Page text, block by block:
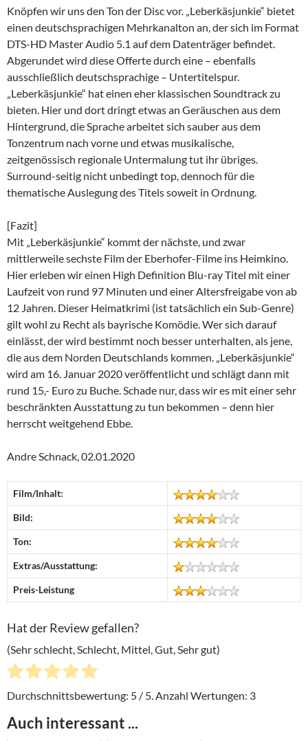
Knöpfen wir uns den Ton der Disc vor. „Leberkäsjunkie“ bietet
einen deutschsprachigen Mehrkanalton an, der sich im Format
DTS-HD Master Audio 5.1 auf dem Datenträger befindet.
Abgerundet wird diese Offerte durch eine – ebenfalls
ausschließlich deutschsprachige – Untertitelspur.
„Leberkäsjunkie“ hat einen eher klassischen Soundtrack zu
bieten. Hier und dort dringt etwas an Geräuschen aus dem
Hintergrund, die Sprache arbeitet sich sauber aus dem
Tonzentrum nach vorne und etwas musikalische,
zeitgenössisch regionale Untermalung tut ihr übriges.
Surround-seitig nicht unbedingt top, dennoch für die
thematische Auslegung des Titels soweit in Ordnung.
[Fazit]
Mit „Leberkäsjunkie“ kommt der nächste, und zwar
mittlerweile sechste Film der Eberhofer-Filme ins Heimkino.
Hier erleben wir einen High Definition Blu-ray Titel mit einer
Laufzeit von rund 97 Minuten und einer Altersfreigabe von ab
12 Jahren. Dieser Heimatkrimi (ist tatsächlich ein Sub-Genre)
gilt wohl zu Recht als bayrische Komödie. Wer sich darauf
einlässt, der wird bestimmt noch besser unterhalten, als jene,
die aus dem Norden Deutschlands kommen. „Leberkäsjunkie“
wird am 16. Januar 2020 veröffentlicht und schlägt dann mit
rund 15,- Euro zu Buche. Schade nur, dass wir es mit einer sehr
beschränkten Ausstattung zu tun bekommen – denn hier
herrscht weitgehend Ebbe.
Andre Schnack, 02.01.2020
Film/Inhalt:
Bild:
Ton:
Extras/Ausstattung:
Preis-Leistung
Hat der Review gefallen?
(Sehr schlecht, Schlecht, Mittel, Gut, Sehr gut)
Durchschnittsbewertung: 5 / 5. Anzahl Wertungen: 3
Auch interessant ...